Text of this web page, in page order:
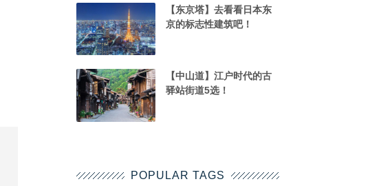
【东京塔】去看看日本东
京的标志性建筑吧！
【中山道】江户时代的古
驿站街道5选！
POPULAR TAGS